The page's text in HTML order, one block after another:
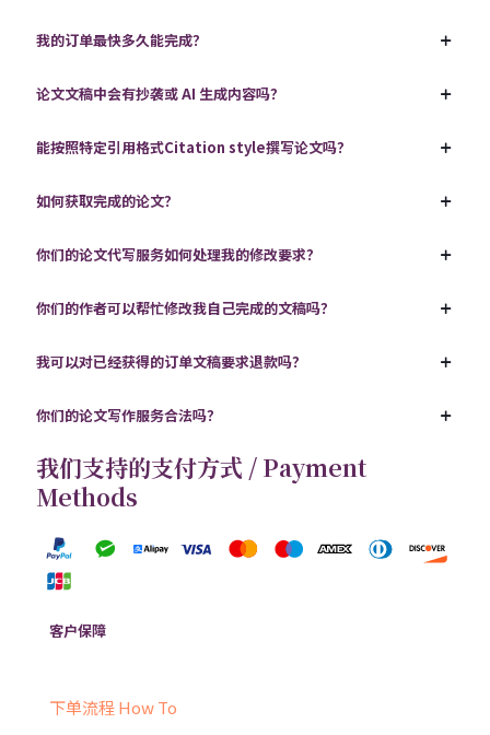
我的订单最快多久能完成？
论文文稿中会有抄袭或 AI 生成内容吗？
能按照特定引用格式Citation style撰写论文吗？
如何获取完成的论文？
你们的论文代写服务如何处理我的修改要求？
你们的作者可以帮忙修改我自己完成的文稿吗？
我可以对已经获得的订单文稿要求退款吗？
你们的论文写作服务合法吗？
我们支持的支付方式 / Payment
Methods
客户保障
下单流程 How To